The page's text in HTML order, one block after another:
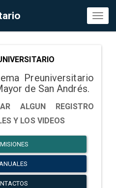
Preuniversitario
de San Andrés.
ALGUN REGISTRO
Y LOS VIDEOS